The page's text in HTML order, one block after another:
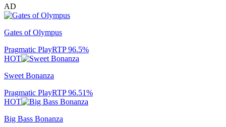
AD
Gates of Olympus
Pragmatic PlayRTP96.5%
HOT
Sweet Bonanza
Pragmatic PlayRTP96.51%
HOT
Big Bass Bonanza